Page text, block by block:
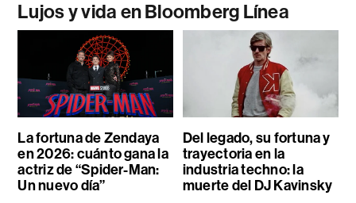
Lujos y vida en Bloomberg Línea
La fortuna de Zendaya
en 2026: cuánto gana la
actriz de “Spider-Man:
Un nuevo día”
Del legado, su fortuna y
trayectoria en la
industria techno: la
muerte del DJ Kavinsky